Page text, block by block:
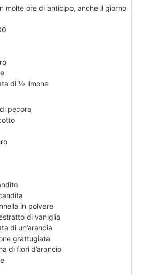
molte ore di anticipo, anche il giorno
di ½ limone
pecora
in polvere
di vaniglia
di un’arancia
grattugiata
di fiori d’arancio